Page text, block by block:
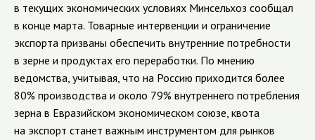
в текущих экономических условиях Минсельхоз сообщал
в конце марта. Товарные интервенции и ограничение
экспорта призваны обеспечить внутренние потребности
в зерне и продуктах его переработки. По мнению
ведомства, учитывая, что на Россию приходится более
80% производства и около 79% внутреннего потребления
зерна в Евразийском экономическом союзе, квота
на экспорт станет важным инструментом для рынков